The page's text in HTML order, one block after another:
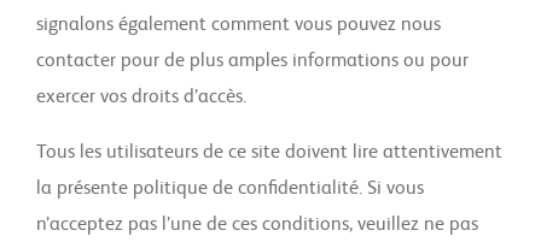
signalons également comment vous pouvez nous
contacter pour de plus amples informations ou pour
exercer vos droits d’accès.
Tous les utilisateurs de ce site doivent lire attentivement
la présente politique de confidentialité. Si vous
n’acceptez pas l’une de ces conditions, veuillez ne pas